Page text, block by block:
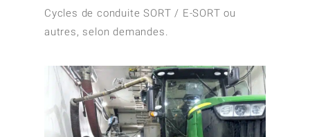
Cycles de conduite SORT / E-SORT ou
autres, selon demandes.